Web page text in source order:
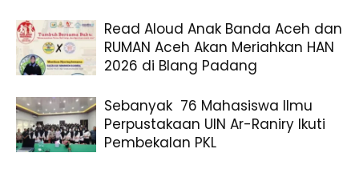
Read Aloud Anak Banda Aceh dan
RUMAN Aceh Akan Meriahkan HAN
2026 di Blang Padang
Sebanyak 76 Mahasiswa Ilmu
Perpustakaan UIN Ar-Raniry Ikuti
Pembekalan PKL